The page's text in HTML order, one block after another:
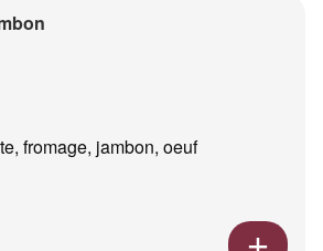
fromage, jambon, oeuf